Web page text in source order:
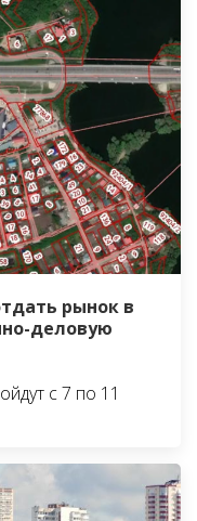
рынок в
деловую
с 7 по 11